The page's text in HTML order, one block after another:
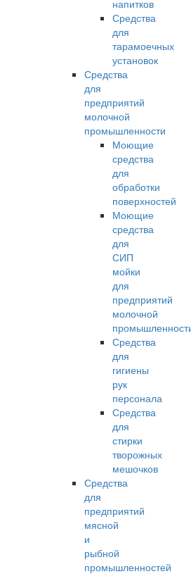
напитков
Средства
для
тарамоечных
установок
Средства
для
предприятий
молочной
промышленности
Моющие
средства
для
обработки
поверхностей
Моющие
средства
для
СИП
мойки
для
предприятий
молочной
Средства
для
гигиены
рук
персонала
Средства
для
стирки
творожных
мешочков
Средства
для
предприятий
мясной
и
рыбной
промышленностей